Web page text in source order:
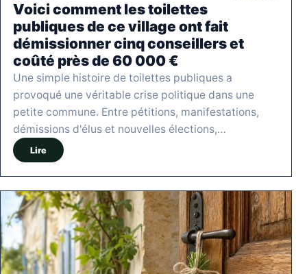
Voici comment les toilettes
publiques de ce village ont fait
démissionner cinq conseillers et
coûté près de 60 000 €
Une simple histoire de toilettes publiques a
provoqué une véritable crise politique dans une
petite commune. Entre pétitions, manifestations,
démissions d'élus et nouvelles élections,…
Lire